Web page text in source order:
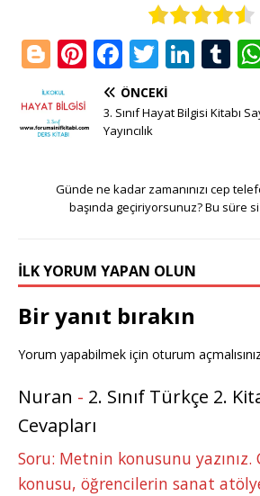
Bl
o
g
g
r
Pi
n
te
r
st
F
a
c
e
o
o
k
T
w
it
Li
k
n
T
m
ÖNCEKI
3. Sınıf Hayat Bilgisi Kitabı
Yayıncılık
Günde ne kadar zamanınızı cep
başında geçiriyorsunuz? Bu süre
İLK YORUM YAPAN OLUN
Bir yanıt bırakın
Yorum yapabilmek için oturum
Nuran - 2. Sınıf Türkçe 2.
Cevapları
Soru: Metnin konusunu yazınız.
konusu, öğrencilerin sanat